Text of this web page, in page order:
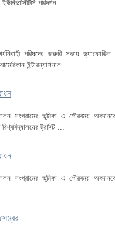
পরিদর্শন ...
পরিষদের জরুরি সভায় ড্যাফোডিল
ইন্টারন্যাশনাল ...
সংগ্রামের ভুমিকা এ গৌরবময়
ট্রাস্টি ...
সংগ্রামের ভুমিকা এ গৌরবময়